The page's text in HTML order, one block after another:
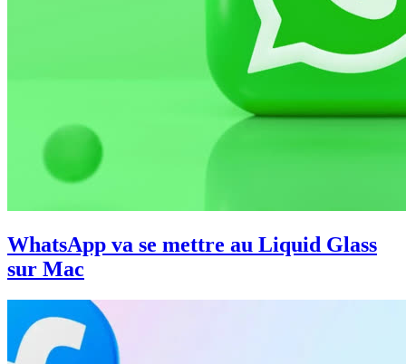
WhatsApp va se mettre au Liquid Glass
sur Mac